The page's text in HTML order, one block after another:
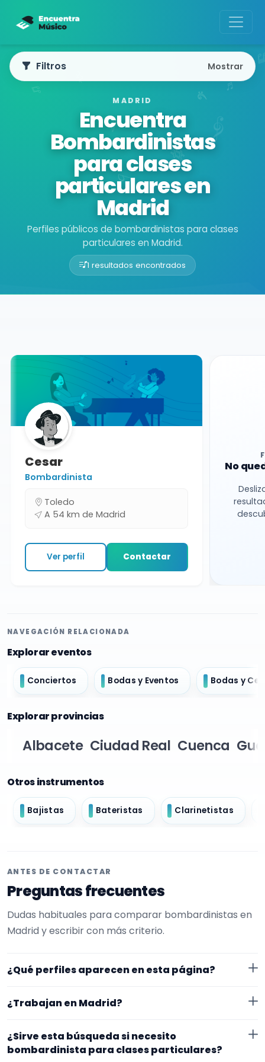
MADRID
Encuentra
Bombardinistas
para clases
particulares en
Madrid
Perfiles públicos de bombardinistas para clases
particulares en Madrid.
1 resultados encontrados
Buscador de músicos
Filtros Mostrar
Cesar
Bombardinista
Toledo
A 54 km de Madrid
Ver perfil Contactar
No
NAVEGACIÓN RELACIONADA
Explorar eventos
Conciertos Bodas y Eventos Bodas y
Explorar provincias
Albacete Ciudad Real Cuenca
Otros instrumentos
Bajistas Bateristas Clarinetistas
ANTES DE CONTACTAR
Preguntas frecuentes
Dudas habituales para comparar bombardinistas en
Madrid y escribir con más criterio.
¿Qué perfiles aparecen en esta página?
en EncuentraMúsico. La selección está filtrada por
experiencia o disponibilidad para clases particulares.
Además, la página se centra en perfiles que trabajan
¿Trabajan en Madrid?
en Madrid. Aun así, conviene confirmar lugar exacto,
¿Sirve esta búsqueda si necesito
bombardinista para clases particulares?